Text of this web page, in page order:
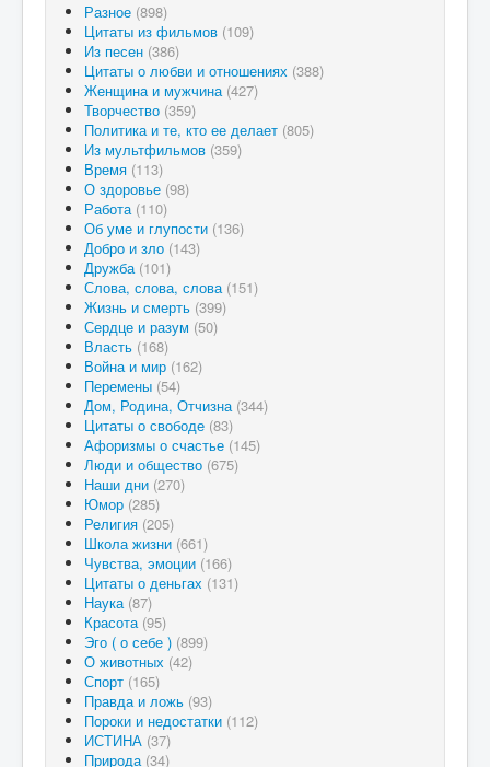
Разное (898)
Цитаты из фильмов (109)
Из песен (386)
Цитаты о любви и отношениях (388)
Женщина и мужчина (427)
Творчество (359)
Политика и те, кто ее делает (805)
Из мультфильмов (359)
Время (113)
О здоровье (98)
Работа (110)
Об уме и глупости (136)
Добро и зло (143)
Дружба (101)
Слова, слова, слова (151)
Жизнь и смерть (399)
Сердце и разум (50)
Власть (168)
Война и мир (162)
Перемены (54)
Дом, Родина, Отчизна (344)
Цитаты о свободе (83)
Афоризмы о счастье (145)
Люди и общество (675)
Наши дни (270)
Юмор (285)
Религия (205)
Школа жизни (661)
Чувства, эмоции (166)
Цитаты о деньгах (131)
Наука (87)
Красота (95)
Эго ( о себе ) (899)
О животных (42)
Спорт (165)
Правда и ложь (93)
Пороки и недостатки (112)
ИСТИНА (37)
Природа (34)